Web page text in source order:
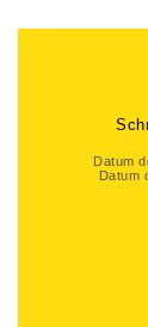
Gute
Datum